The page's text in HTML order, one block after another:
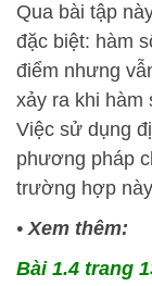
Qua bài tập
đặc biệt: hàm
điểm nhưng
xảy ra khi hàm
Việc sử dụng
phương pháp
trường hợp
• Xem thêm:
Bài 1.4 trang